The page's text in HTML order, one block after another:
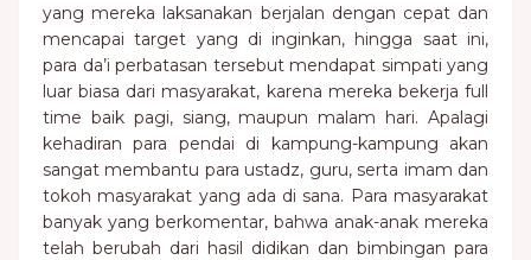
yang mereka laksanakan berjalan dengan cepat dan
mencapai target yang di inginkan, hingga saat ini,
para da’i perbatasan tersebut mendapat simpati yang
luar biasa dari masyarakat, karena mereka bekerja full
time baik pagi, siang, maupun malam hari. Apalagi
kehadiran para pendai di kampung-kampung akan
sangat membantu para ustadz, guru, serta imam dan
tokoh masyarakat yang ada di sana. Para masyarakat
banyak yang berkomentar, bahwa anak-anak mereka
telah berubah dari hasil didikan dan bimbingan para